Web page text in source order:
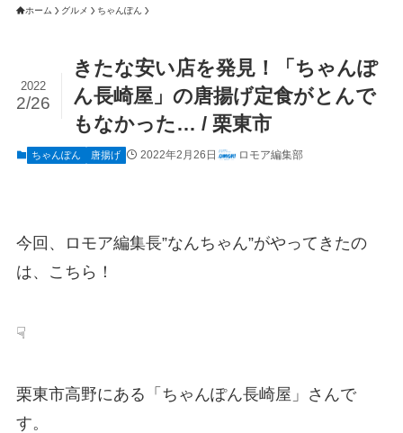
ホーム グルメ ちゃんぽん
きたな安い店を発見！「ちゃんぽ
ん長崎屋」の唐揚げ定食がとんで
もなかった… / 栗東市
2022
2/26
ちゃんぽん 唐揚げ 2022年2月26日 ロモア編集部
今回、ロモア編集長”なんちゃん”がやってきたの
は、こちら！
☟
栗東市高野にある「ちゃんぽん長崎屋」さんで
す。